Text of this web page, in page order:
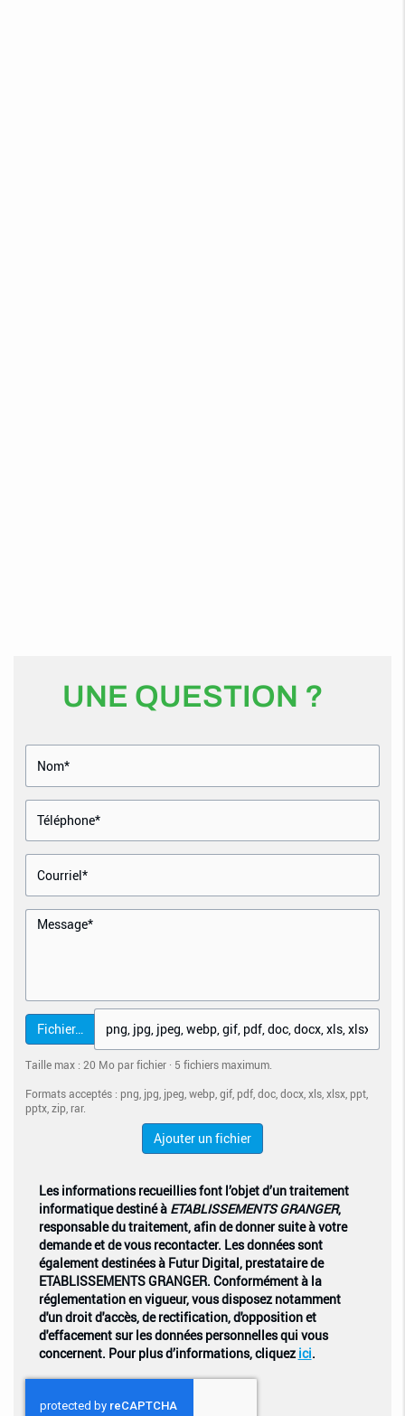
UNE QUESTION ?
Fichier…
Taille max : 20 Mo par fichier · 5 fichiers maximum.
Formats acceptés : png, jpg, jpeg, webp, gif, pdf, doc, docx, xls, xlsx, ppt,
pptx, zip, rar.
Ajouter un fichier
Les informations recueillies font l’objet d’un traitement
informatique destiné àETABLISSEMENTS GRANGER,
responsable du traitement, afin de donner suite à votre
demande et de vous recontacter. Les données sont
également destinées à Futur Digital, prestataire de
ETABLISSEMENTS GRANGER. Conformément à la
réglementation en vigueur, vous disposez notamment
d'un droit d'accès, de rectification, d'opposition et
d'effacement sur les données personnelles qui vous
concernent. Pour plus d’informations, cliquez ici.